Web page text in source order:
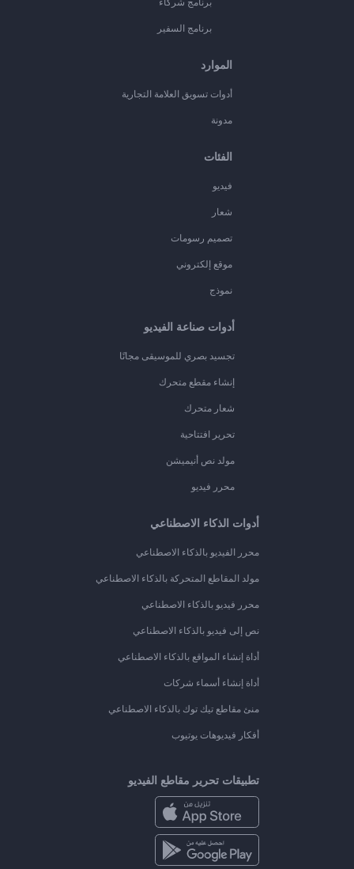
برنامج السفير
الموارد
أدوات تسويق العلامة التجارية
مدونة
الفئات
فيديو
شعار
تصميم رسومات
موقع إلكتروني
نموذج
أدوات صناعة الفيديو
تجسيد بصري للموسيقى مجانًا
إنشاء مقطع متحرك
شعار متحرك
تحرير افتتاحية
مولد نص أنيميشن
محرر فيديو
أدوات الذكاء الاصطناعي
محرر الفيديو بالذكاء الاصطناعي
مولد المقاطع المتحركة بالذكاء الاصطناعي
محرر فيديو بالذكاء الاصطناعي
نص إلى فيديو بالذكاء الاصطناعي
أداة إنشاء المواقع بالذكاء الاصطناعي
أداة إنشاء أسماء شركات
منئ مقاطع تيك توك بالذكاء الاصطناعي
أفكار فيديوهات يوتيوب
تطبيقات تحرير مقاطع الفيديو